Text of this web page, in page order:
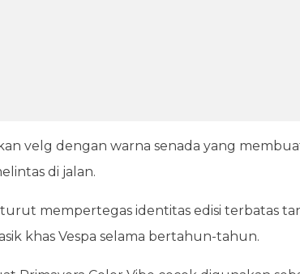
velg dengan warna senada yang
di jalan.
mempertegas identitas edisi terbatas
khas Vespa selama bertahun-tahun.